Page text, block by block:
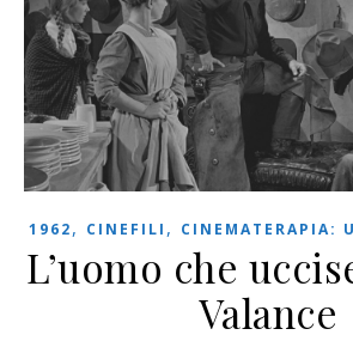
1962, CINEFILI , CINEMATERAPIA:
L’uomo che
Valance